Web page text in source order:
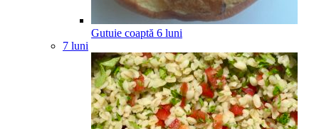
Gutuie coaptă 6 luni
7 luni